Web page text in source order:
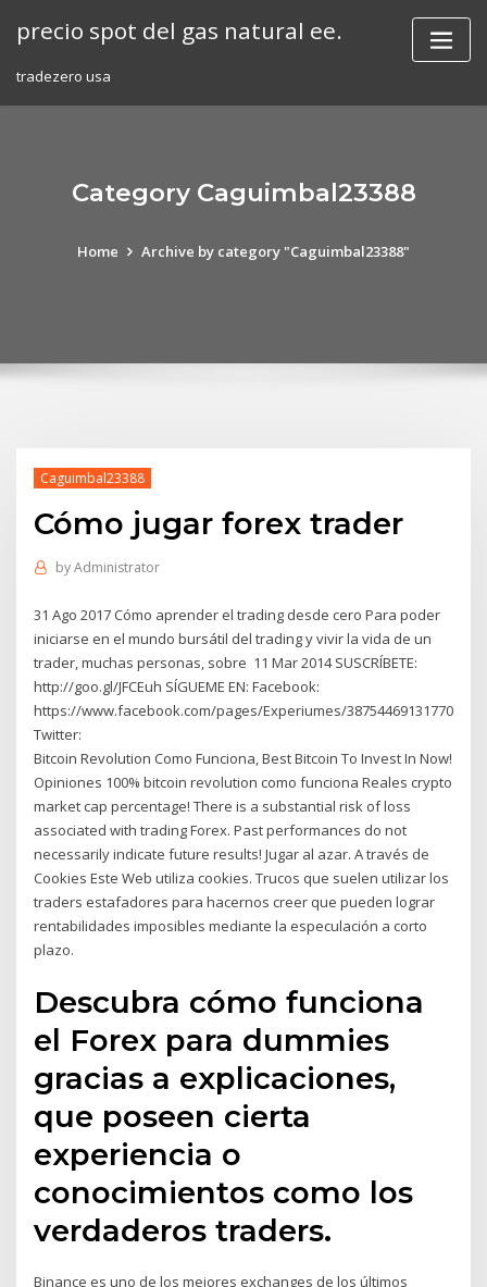
precio spot del gas natural ee.
tradezero usa
Category Caguimbal23388
Home Archive by category "Caguimbal23388"
Caguimbal23388
Cómo jugar forex trader
byAdministrator
31 Ago 2017 Cómo aprender el trading desde cero Para poder
iniciarse en el mundo bursátil del trading y vivir la vida de un
trader, muchas personas, sobre 11 Mar 2014 SUSCRÍBETE:
http://goo.gl/JFCEuh SÍGUEME EN: Facebook:
https://www.facebook.com/pages/Experiumes/387544691317701
Twitter:
Bitcoin Revolution Como Funciona, Best Bitcoin To Invest In Now!
Opiniones 100% bitcoin revolution como funciona Reales crypto
market cap percentage! There is a substantial risk of loss
associated with trading Forex. Past performances do not
necessarily indicate future results! Jugar al azar. A través de
Cookies Este Web utiliza cookies. Trucos que suelen utilizar los
traders estafadores para hacernos creer que pueden lograr
rentabilidades imposibles mediante la especulación a corto
plazo.
Descubra cómo funciona
el Forex para dummies
gracias a explicaciones,
que poseen cierta
experiencia o
conocimientos como los
verdaderos traders.
Binance es uno de los mejores exchanges de los últimos